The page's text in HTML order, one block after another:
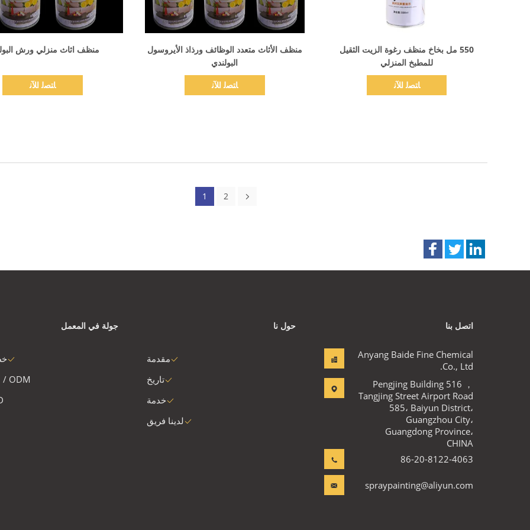
منظف ​​اثاث منزلي ورش
ﺎﺘﺼﻟ ﺍﻶﻧ
منظف ​​الأثاث متعدد الوظائف ورذاذ الأيروسول
البولندي
ﺎﺘﺼﻟ ﺍﻶﻧ
550 مل بخاخ منظف رغوة الزيت الثقيل
للمطبخ المنزلي
ﺎﺘﺼﻟ ﺍﻶﻧ
1 2
جولة في المعمل
/ ODM
حول نا
مقدمة
تاريخ
خدمة
لدينا فريق
اتصل بنا
Anyang Baide Fine Chemical
Co., Ltd.
Pengjing Building 516 ，
Tangjing Street Airport Road
585، Baiyun District،
Guangzhou City،
Guangdong Province،
CHINA
86-20-8122-4063
spraypainting@aliyun.com